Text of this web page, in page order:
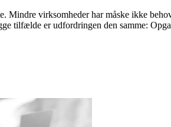
virksomheder har måske ikke
tilfælde er udfordringen den samme: